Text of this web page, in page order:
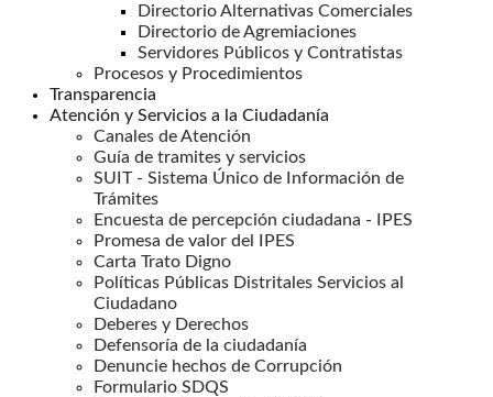
Directorio Alternativas Comerciales
Directorio de Agremiaciones
Servidores Públicos y Contratistas
Procesos y Procedimientos
Transparencia
Atención y Servicios a la Ciudadanía
Canales de Atención
Guía de tramites y servicios
SUIT - Sistema Único de Información de
Trámites
Encuesta de percepción ciudadana - IPES
Promesa de valor del IPES
Carta Trato Digno
Políticas Públicas Distritales Servicios al
Ciudadano
Deberes y Derechos
Defensoría de la ciudadanía
Denuncie hechos de Corrupción
Formulario SDQS